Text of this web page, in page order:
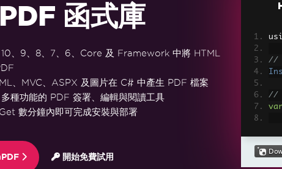
函式庫
、9、8、7、6、Core 及 Framework 中將 HTML
、MVC、ASPX 及圖片在 C# 中產生 PDF 檔案
種功能的 PDF 簽署、編輯與閱讀工具
數分鐘內即可完成安裝與部署
開始免費試用
//
//
var